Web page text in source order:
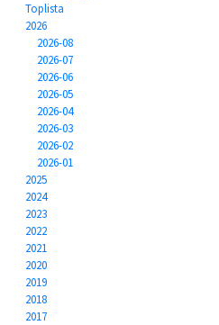
Toplista
2026
2026-08
2026-07
2026-06
2026-05
2026-04
2026-03
2026-02
2026-01
2025
2024
2023
2022
2021
2020
2019
2018
2017